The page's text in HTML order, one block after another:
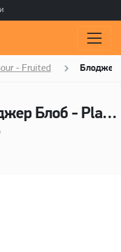
- Fruited Блоджер
Пиво Блоджер Блоб - Plague Brew